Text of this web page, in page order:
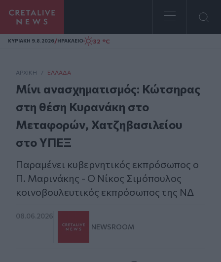
Homepage
ΚΥΡΙΑΚΗ 9.8.2026/ΗΡΑΚΛΕΙΟ 32 °C
ΑΡΧΙΚΗ / ΕΛΛΆΔΑ
Μίνι ανασχηματισμός: Κώτσηρας
στη θέση Κυρανάκη στο
Μεταφορών, Χατζηβασιλείου
στο ΥΠΕΞ
Παραμένει κυβερνητικός εκπρόσωπος ο
Π. Μαρινάκης - Ο Νίκος Σιμόπουλος
κοινοβουλευτικός εκπρόσωπος της ΝΔ
08.06.2026
NEWSROOM